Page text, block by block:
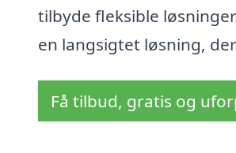
tilbyde fleksible
en langsigtet løsning,
Få tilbud, gratis og